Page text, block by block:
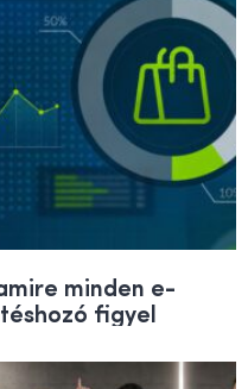
minden e-
figyel